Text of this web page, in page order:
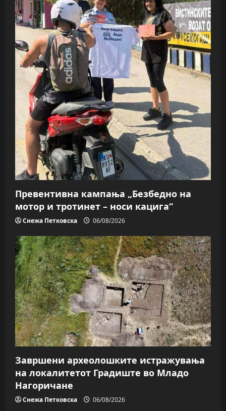
Превентивна кампања „Безбедно на
мотор и тротинет – носи кацига“
Снежа Петковска 06/08/2026
Завршени археолошките истражувања
на локалитетот Градиште во Младо
Нагоричане
Снежа Петковска 06/08/2026